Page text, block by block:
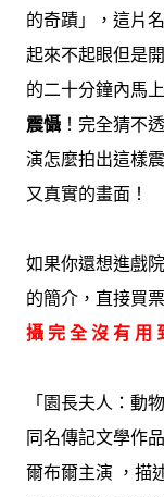
的奇蹟」，這片
起來不起眼但是
的二十分鐘內馬上
震懾 ！完全猜不
演怎麼拍出這樣
又真實的畫面！
如果你還想進戲
的簡介，直接買
攝 完 全 沒 有 用
「園長夫人：動
同名傳記文學作
爾布爾主演 ，描